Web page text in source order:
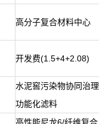
高分子复合材料中心
开发费(1.5+4+2.08)
水泥窖污染物协同治理
功能化滤料